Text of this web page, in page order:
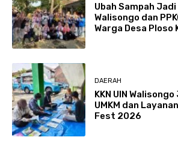
Ubah Sampah Jadi
Walisongo dan
Warga Desa Ploso
DAERAH
KKN UIN
UMKM dan
Fest 2026